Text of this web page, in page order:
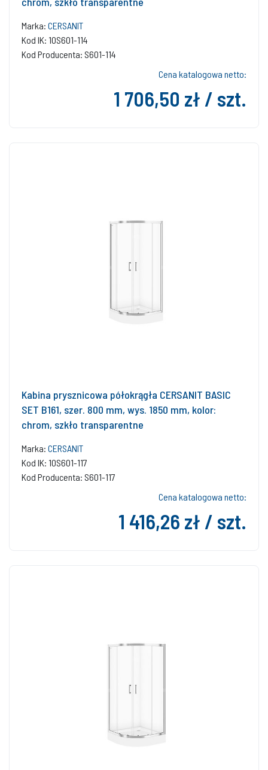
Marka: CERSANIT
Kod IK: 10S601-114
Kod Producenta: S601-114
Cena katalogowa netto:
1 706,50 zł / szt.
Kabina prysznicowa półokrągła CERSANIT BASIC
SET B161, szer. 800 mm, wys. 1850 mm, kolor:
chrom, szkło transparentne
Marka: CERSANIT
Kod IK: 10S601-117
Kod Producenta: S601-117
Cena katalogowa netto:
1 416,26 zł / szt.